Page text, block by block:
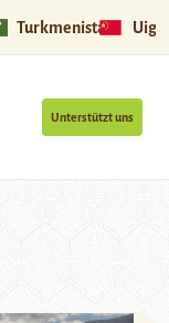
Turkmenistan
Unterstützt uns